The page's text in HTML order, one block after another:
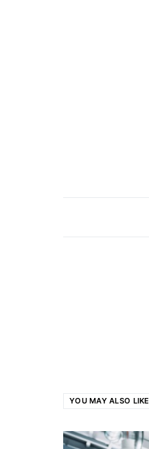
YOU MAY ALSO LIKE